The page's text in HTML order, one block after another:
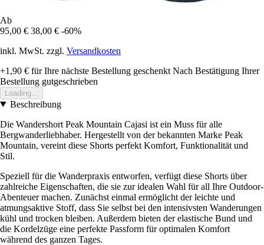
Ab
95,00 € 38,00 € -60%
inkl. MwSt. zzgl. Versandkosten
+1,90 € für Ihre nächste Bestellung geschenkt Nach Bestätigung Ihrer
Bestellung gutgeschrieben
Loading...
Beschreibung
Die Wandershort Peak Mountain Cajasi ist ein Muss für alle
Bergwanderliebhaber. Hergestellt von der bekannten Marke Peak
Mountain, vereint diese Shorts perfekt Komfort, Funktionalität und
Stil.
Speziell für die Wanderpraxis entworfen, verfügt diese Shorts über
zahlreiche Eigenschaften, die sie zur idealen Wahl für all Ihre Outdoor-
Abenteuer machen. Zunächst einmal ermöglicht der leichte und
atmungsaktive Stoff, dass Sie selbst bei den intensivsten Wanderungen
kühl und trocken bleiben. Außerdem bieten der elastische Bund und
die Kordelzüge eine perfekte Passform für optimalen Komfort
während des ganzen Tages.